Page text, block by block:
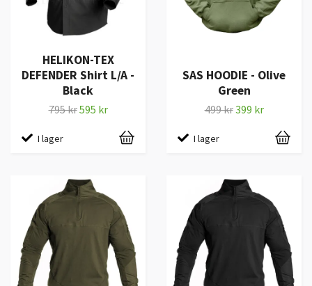
HELIKON-TEX
DEFENDER Shirt L/A -
Black
795 kr595 kr
I lager
SAS HOODIE - Olive
Green
499 kr399 kr
I lager